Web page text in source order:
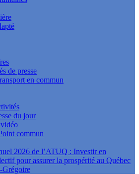
de presse
en commun
du jour
commun
2026 de l’ATUQ : Investir en
pour assurer la prospérité au Québec
Grégoire